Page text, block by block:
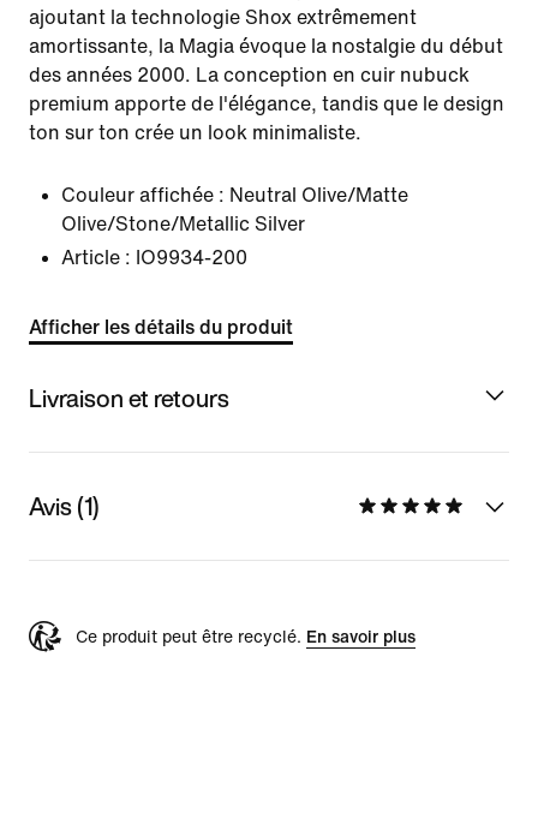
ajoutant la technologie Shox extrêmement
amortissante, la Magia évoque la nostalgie du début
des années 2000. La conception en cuir nubuck
premium apporte de l'élégance, tandis que le design
ton sur ton crée un look minimaliste.
Couleur affichée : Neutral Olive/Matte
Olive/Stone/Metallic Silver
Article : IO9934-200
Afficher les détails du produit
Livraison et retours
Avis (1)
Ce produit peut être recyclé. En savoir plus